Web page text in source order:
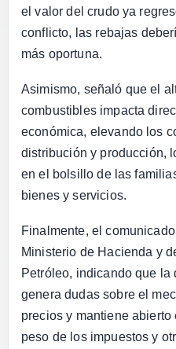
el valor del crudo ya
conflicto, las rebajas
más oportuna.
Asimismo, señaló que el
combustibles impacta
económica, elevando los
distribución y producción,
en el bolsillo de las
bienes y servicios.
Finalmente, el
Ministerio de Hacienda y
Petróleo, indicando que la
genera dudas sobre el
precios y mantiene abierto
peso de los impuestos y